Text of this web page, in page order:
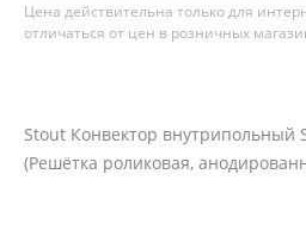
Цена действительна только для
отличаться от цен в розничных
Stout Конвектор внутрипольный
(Решётка роликовая,